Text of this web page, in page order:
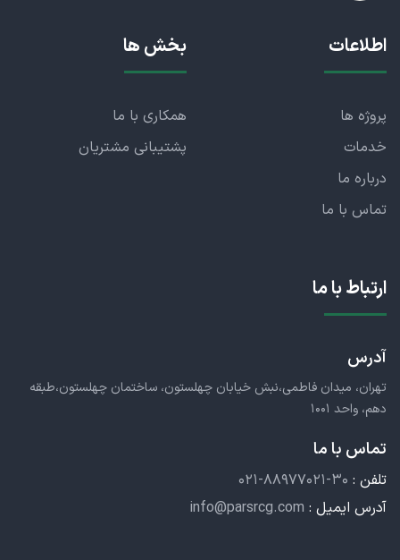
اطلاعات
پروژه ها
خدمات
درباره ما
تماس با ما
بخش ها
همکاری با ما
پشتیبانی مشتریان
ارتباط با ما
آدرس
تهران، میدان فاطمی،نبش خیابان چهلستون، ساختمان چهلستون،طبقه
دهم، واحد ۱۰۰۱
تماس با ما
تلفن : ۰۲۱-۸۸۹۷۷۰۲۱-۳۰
آدرس ایمیل : info@parsrcg.com